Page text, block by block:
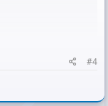
#4